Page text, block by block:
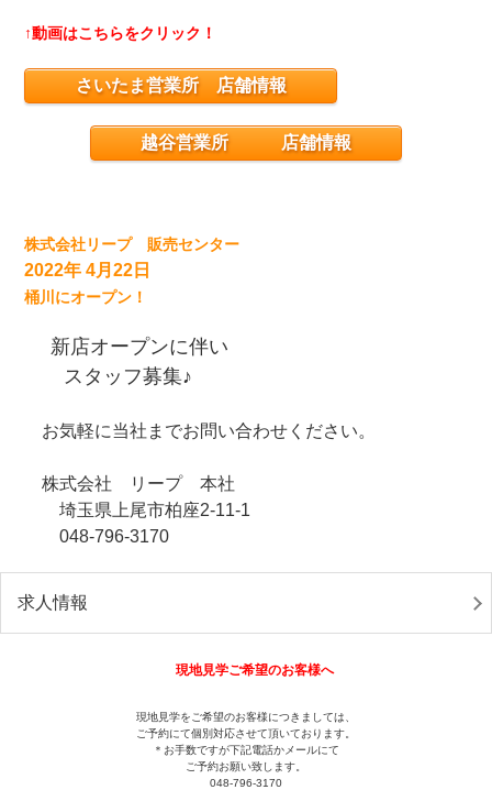
↑動画はこちらをクリック！
さいたま営業所 店舗情報
越谷営業所 店舗情報
株式会社リープ 販売センター
2022年 4月22日
桶川にオープン！
新店オープンに伴い
スタッフ募集♪
お気軽に当社までお問い合わせください。
株式会社 リープ 本社
埼玉県上尾市柏座2-11-1
048-796-3170
求人情報
現地見学ご希望のお客様へ
現地見学をご希望のお客様につきましては、
ご予約にて個別対応させて頂いております。
＊お手数ですが下記電話かメールにて
ご予約お願い致します。
048-796-3170